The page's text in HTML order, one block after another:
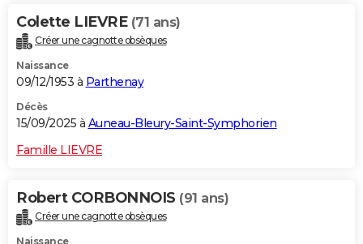
Colette LIEVRE (71 ans)
Créer une cagnotte obsèques
Naissance
09/12/1953 à Parthenay
Décès
15/09/2025 à Auneau-Bleury-Saint-Symphorien
Famille LIEVRE
Robert CORBONNOIS (91 ans)
Créer une cagnotte obsèques
Naissance